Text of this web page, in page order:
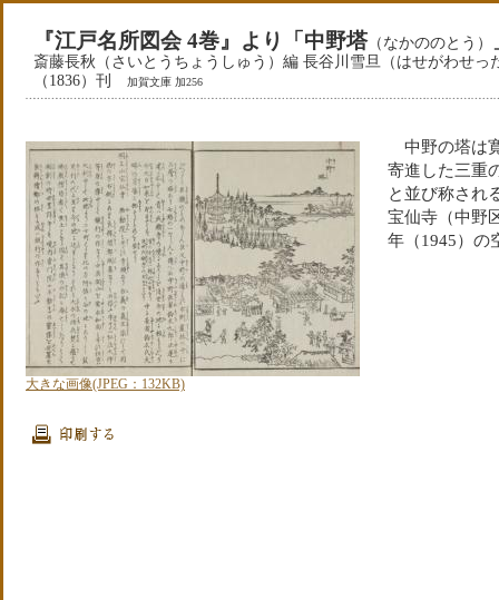
『江戸名所図会 4巻』より「中野塔（なかののとう）
斎藤長秋（さいとうちょうしゅう）編 長谷川雪旦（はせがわせ
（1836）刊
加賀文庫 加256
大きな画像(JPEG：132KB)
中野の塔は
寄進した三重
と並び称され
宝仙寺（中野
年（1945）の